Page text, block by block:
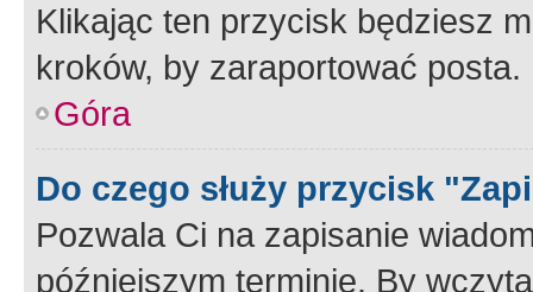
Klikając ten przycisk będziesz
kroków, by zaraportować posta.
Góra
Do czego służy przycisk
Pozwala Ci na zapisanie
późniejszym terminie. By